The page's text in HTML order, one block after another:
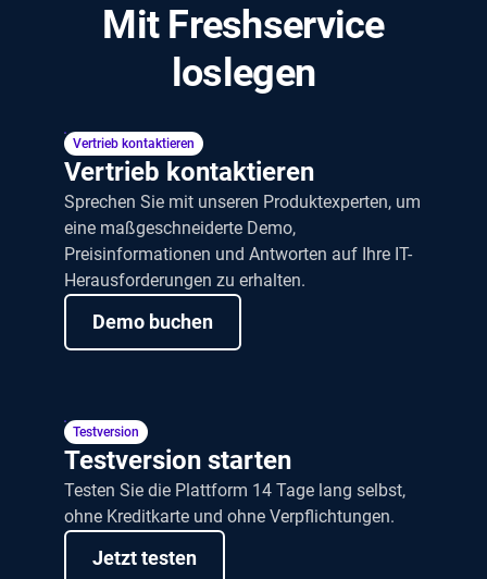
Mit Freshservice
loslegen
Vertrieb kontaktieren
Vertrieb kontaktieren
Sprechen Sie mit unseren Produktexperten, um
eine maßgeschneiderte Demo,
Preisinformationen und Antworten auf Ihre IT-
Herausforderungen zu erhalten.
Demo buchen
Testversion
Testversion starten
Testen Sie die Plattform 14 Tage lang selbst,
ohne Kreditkarte und ohne Verpflichtungen.
Jetzt testen